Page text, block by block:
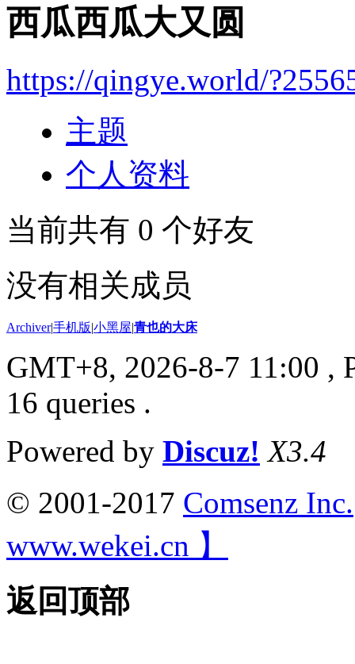
西瓜西瓜大又圆
https://qingye.world/
主题
个人资料
当前共有 0 个好友
没有相关成员
Archiver|手机版|小黑屋|青也的大床
GMT+8, 2026-8-7 11:00 ,
16 queries .
Powered by Discuz! X3.4
© 2001-2017 Comsenz Inc.
www.wekei.cn 】
返回顶部